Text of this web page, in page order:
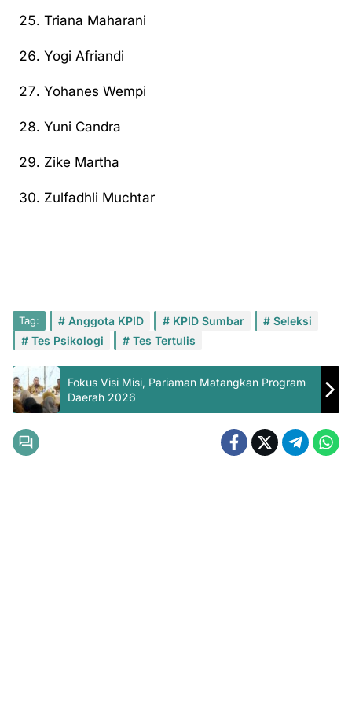
Triana Maharani
Yogi Afriandi
Yohanes Wempi
Yuni Candra
Zike Martha
Zulfadhli Muchtar
Tag: Anggota KPID KPID Sumbar
Seleksi
Tes Psikologi
Tes Tertulis
Fokus Visi Misi, Pariaman Matangkan Program
Daerah 2026